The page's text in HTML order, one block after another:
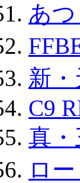
あ
新
C9
真
ロ